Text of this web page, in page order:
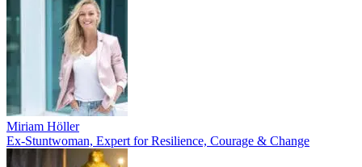
Miriam Höller
Ex-Stuntwoman, Expert for Resilience, Courage & Change